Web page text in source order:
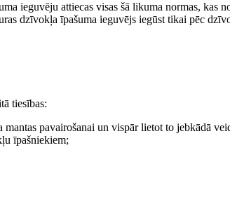
ieguvēju attiecas visas šā likuma normas, kas
dzīvokļa īpašuma ieguvējs iegūst tikai pēc
tiesības:
pavairošanai un vispār lietot to jebkādā
īpašniekiem;